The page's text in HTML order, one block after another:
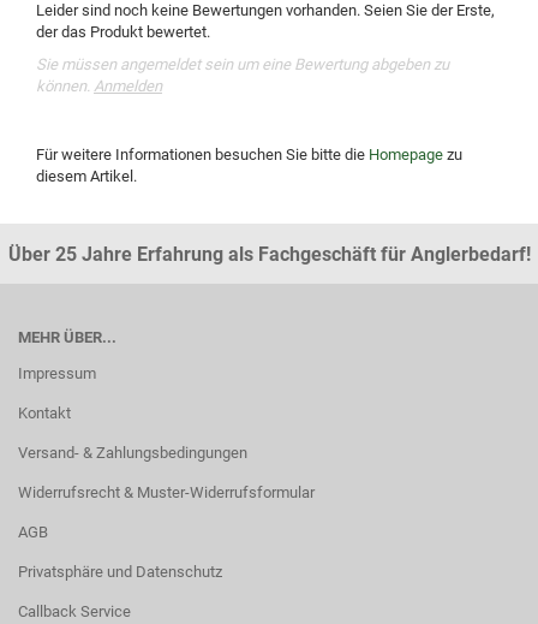
Leider sind noch keine Bewertungen vorhanden. Seien Sie der Erste,
der das Produkt bewertet.
Sie müssen angemeldet sein um eine Bewertung abgeben zu
können. Anmelden
Für weitere Informationen besuchen Sie bitte die Homepage zu
diesem Artikel.
Über 25 Jahre Erfahrung als Fachgeschäft für Anglerbedarf!
MEHR ÜBER...
Impressum
Kontakt
Versand- & Zahlungsbedingungen
Widerrufsrecht & Muster-Widerrufsformular
AGB
Privatsphäre und Datenschutz
Callback Service